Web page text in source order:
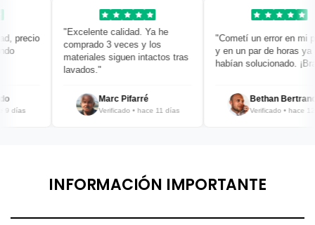
"Excelente calidad. Ya he
comprado 3 veces y los
materiales siguen intactos tras
lavados."
Marc Pifarré
Verificado • hace 11 días
"Cometí un error en mi
y en un par de horas ya lo
habían solucionado.
Bethan Bertrand
Verificado • hace 12
INFORMACIÓN IMPORTANTE